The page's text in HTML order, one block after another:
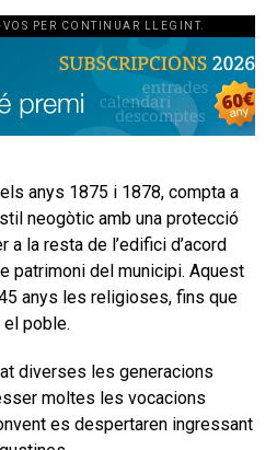
PER CONTINUAR LLEGINT.
anys 1875 i 1878, compta a
neogòtic amb una protecció
la resta de l’edifici d’acord
patrimoni del municipi. Aquest
anys les religioses, fins que
el poble.
diverses les generacions
moltes les vocacions
es despertaren ingressant